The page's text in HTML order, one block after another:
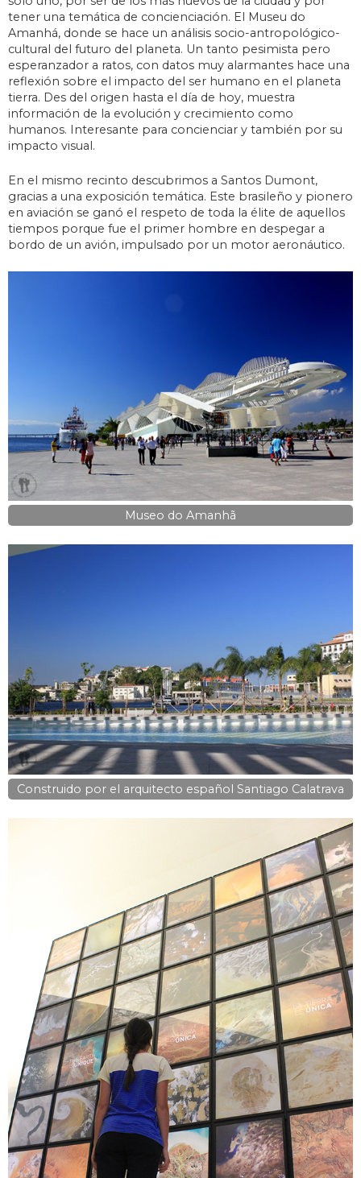
tener una temática de concienciación. El Museu do
Amanhá, donde se hace un análisis socio-antropológico-
cultural del futuro del planeta. Un tanto pesimista pero
esperanzador a ratos, con datos muy alarmantes hace una
reflexión sobre el impacto del ser humano en el planeta
tierra. Des del origen hasta el día de hoy, muestra
información de la evolución y crecimiento como
humanos. Interesante para concienciar y también por su
impacto visual.
En el mismo recinto descubrimos a Santos Dumont,
gracias a una exposición temática. Este brasileño y pionero
en aviación se ganó el respeto de toda la élite de aquellos
tiempos porque fue el primer hombre en despegar a
bordo de un avión, impulsado por un motor aeronáutico.
Museo do Amanhã
Construido por el arquitecto español Santiago Calatrava